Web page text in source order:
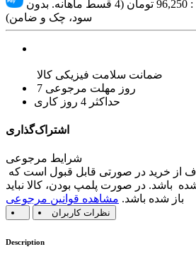
:
96,250
تومان (4 قسط ماهانه. بدون
سود، چک و ضامن)
ضمانت سلامت فیزیکی کالا
7 روز مهلت مرجوعی
حداکثر 4 روز کاری
اشتراک‌گذاری
شرایط مرجوعی
باشد. در صورت پلمپ بودن، کالا نباید
باز شده باشد. مشاهده قوانین مرجوعی
نظرات کاربران
Description